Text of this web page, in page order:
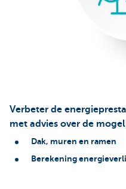
Verbeter de
met advies over de
Dak, muren en ramen
Berekening